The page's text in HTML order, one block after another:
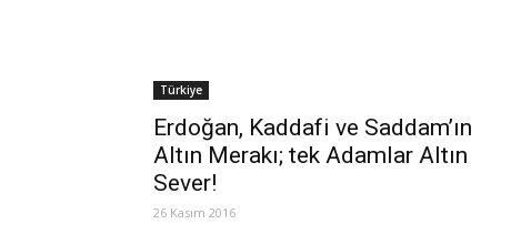
Türkiye
Erdoğan, Kaddafi ve Saddam’ın
Altın Merakı; tek Adamlar Altın
Sever!
26 Kasım 2016